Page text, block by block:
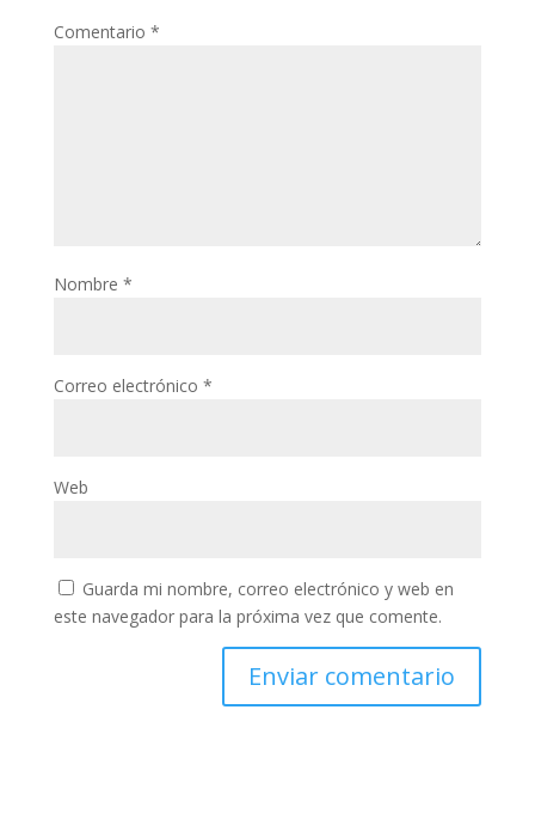
Comentario *
Nombre *
Correo electrónico *
Web
Guarda mi nombre, correo electrónico y web en
este navegador para la próxima vez que comente.